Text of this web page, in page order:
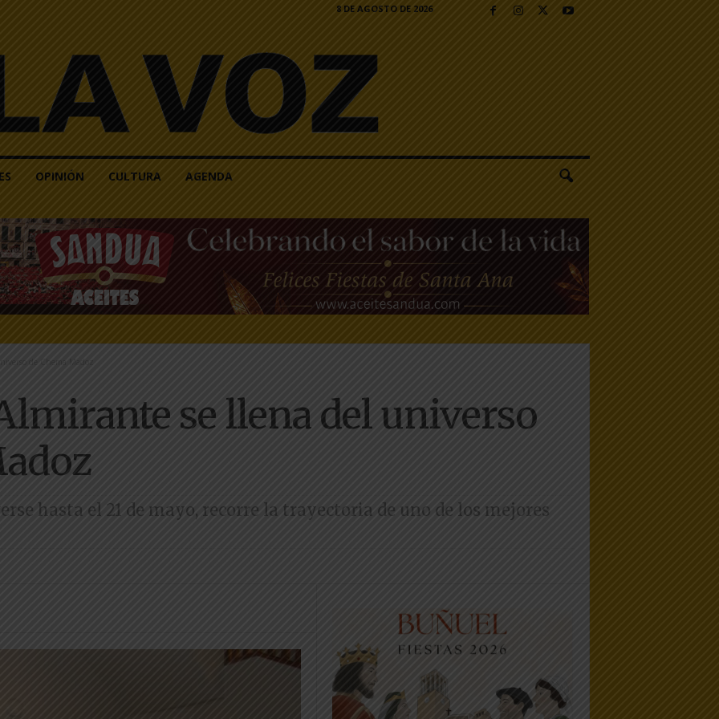
8 DE AGOSTO DE 2026
OPINIÓN CULTURA AGENDA
de Chema Madoz
se llena del universo
hasta el 21 de mayo, recorre la trayectoria de uno de los mejores